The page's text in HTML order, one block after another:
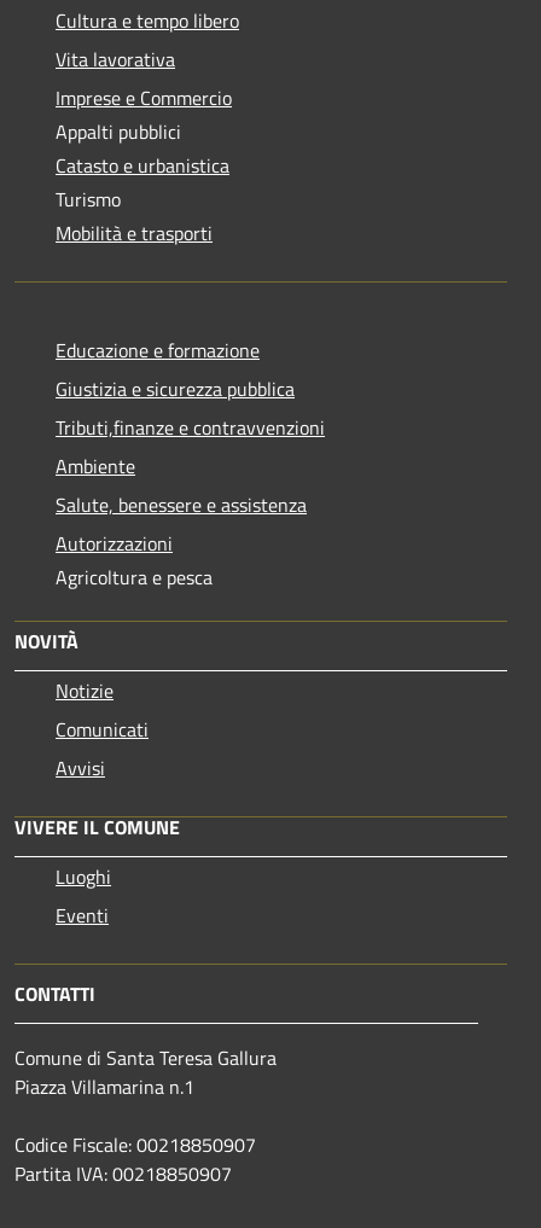
Cultura e tempo libero
Vita lavorativa
Imprese e Commercio
Appalti pubblici
Catasto e urbanistica
Turismo
Mobilità e trasporti
Educazione e formazione
Giustizia e sicurezza pubblica
Tributi,finanze e contravvenzioni
Ambiente
Salute, benessere e assistenza
Autorizzazioni
Agricoltura e pesca
NOVITÀ
Notizie
Comunicati
Avvisi
VIVERE IL COMUNE
Luoghi
Eventi
CONTATTI
Comune di Santa Teresa Gallura
Piazza Villamarina n.1
Codice Fiscale: 00218850907
Partita IVA: 00218850907